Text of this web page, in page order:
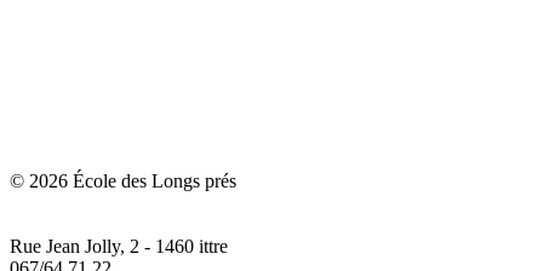
© 2026 École des Longs prés
Rue Jean Jolly, 2 - 1460 ittre